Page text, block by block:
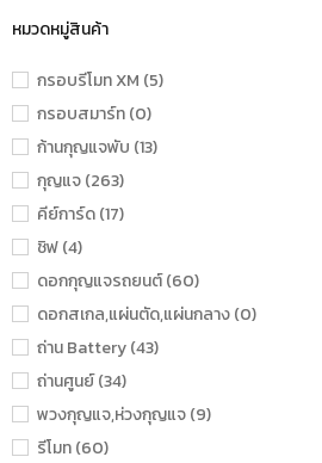
หมวดหมู่สินค้า
กรอบรีโมท XM (5)
กรอบสมาร์ท (0)
ก้านกุญแจพับ (13)
กุญแจ (263)
คีย์การ์ด (17)
ชิฟ (4)
ดอกกุญแจรถยนต์ (60)
ดอกสเกล,แผ่นตัด,แผ่นกลาง (0)
ถ่าน Battery (43)
ถ่านศูนย์ (34)
พวงกุญแจ,ห่วงกุญแจ (9)
รีโมท (60)